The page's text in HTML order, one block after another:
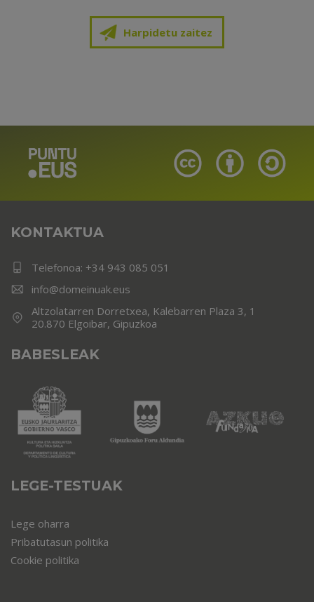
Harpidetu zaitez
KONTAKTUA
Telefonoa: +34 943 085 051
info@domeinuak.eus
Altzolatarren Dorretxea, Kalebarren Plaza 3, 1
20.870 Elgoibar, Gipuzkoa
BABESLEAK
LEGE-TESTUAK
Lege oharra
Pribatutasun politika
Cookie politika